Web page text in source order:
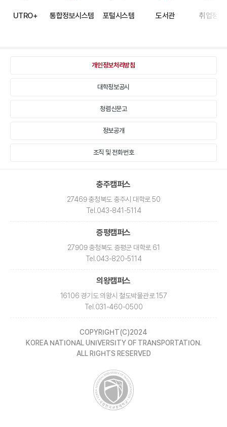
찾는
UTRO+ 통합정보시스템 포털시스템 도서관 취업정보
개인정보처리방침
대학정보공시
청렴신문고
정보공개
조직 및 전화번호
충주캠퍼스
27469 충청북도 충주시 대학로 50
Tel .043-841-5114
증평캠퍼스
27909 충청북도 증평군 대학로 61
Tel .043-820-5114
의왕캠퍼스
16106 경기도 의왕시 철도박물관로 157
Tel .031-460-0500
COPYRIGHT(C)2024
KOREA NATIONAL UNIVERSITY OF TRANSPORTATION.
ALL RIGHTS RESERVED